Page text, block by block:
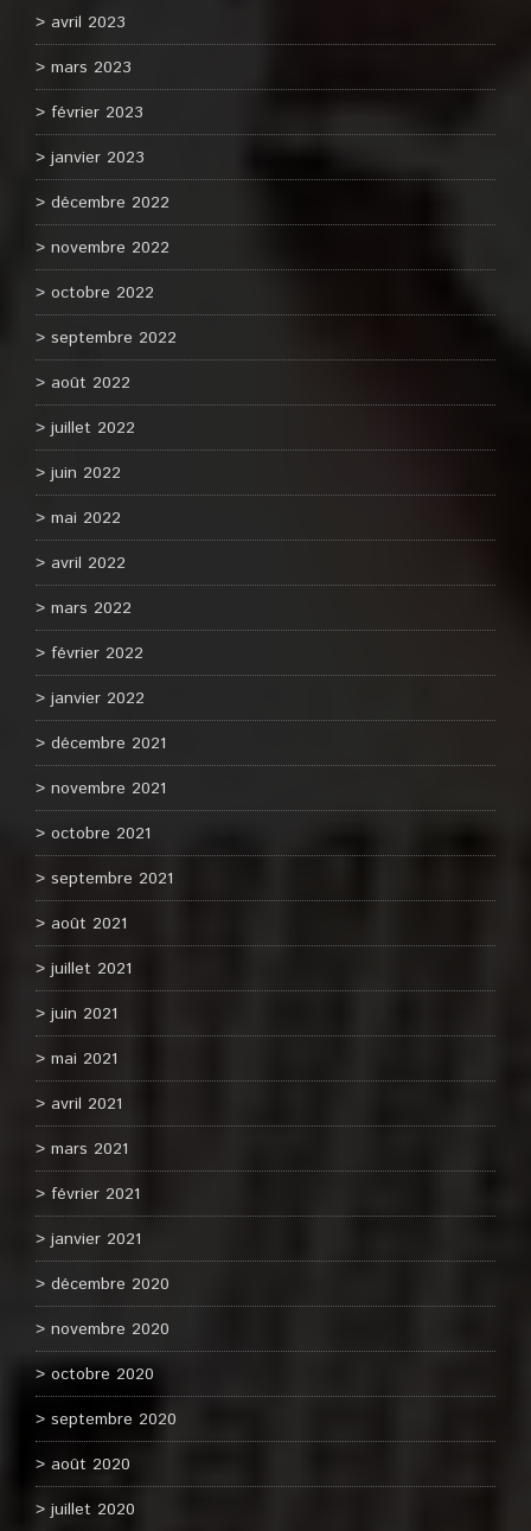
avril 2023
mars 2023
février 2023
janvier 2023
décembre 2022
novembre 2022
octobre 2022
septembre 2022
août 2022
juillet 2022
juin 2022
mai 2022
avril 2022
mars 2022
février 2022
janvier 2022
décembre 2021
novembre 2021
octobre 2021
septembre 2021
août 2021
juillet 2021
juin 2021
mai 2021
avril 2021
mars 2021
février 2021
janvier 2021
décembre 2020
novembre 2020
octobre 2020
septembre 2020
août 2020
juillet 2020